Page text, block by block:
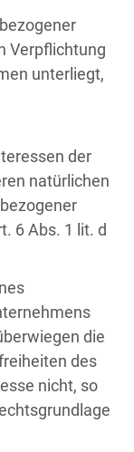
Verpflichtung
unterliegt,
der
natürlichen
6 Abs. 1 lit. d
die
des
nicht, so